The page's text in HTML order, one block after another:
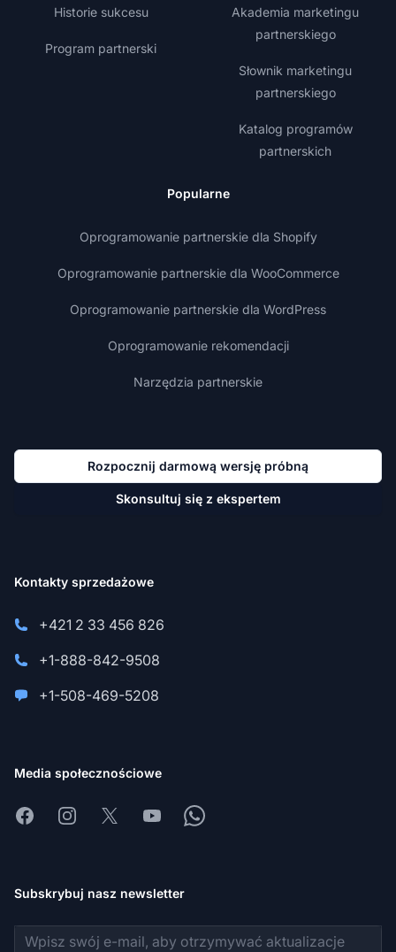
Historie sukcesu
Program partnerski
Akademia marketingu
partnerskiego
Słownik marketingu
partnerskiego
Katalog programów
partnerskich
Popularne
Oprogramowanie partnerskie dla Shopify
Oprogramowanie partnerskie dla WooCommerce
Oprogramowanie partnerskie dla WordPress
Oprogramowanie rekomendacji
Narzędzia partnerskie
Rozpocznij darmową wersję próbną
Skonsultuj się z ekspertem
Kontakty sprzedażowe
+421 2 33 456 826
+1-888-842-9508
+1-508-469-5208
Media społecznościowe
FacebookInstagram
X YoutubeWhatsapp
Subskrybuj nasz newsletter
Adres e-mail